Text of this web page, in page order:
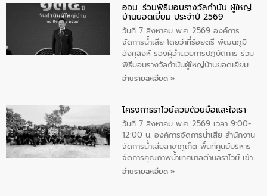
ทิพย์คำ รองผู้ว่าราชการจังหวัดมุกดาหาร
เป็นประธานในพิธี ณ เรือนจําชั่วคราวนาโสก
ตําบลนาโสก อําเภอเมืองมุกดาหาร จังหวัด
มุกดาหาร โดยในกิจกรรมได้ร่วมปลูกป่า และ
ทําความสะอาดภายในบริเวณ จัดกิจกรรม
เพื่อถวายเป็นพระราชกุศล สมเด็จพระนาง
เจ้าสิริกิติ์พระบรมราชินีนาถ พระบรมราช
อจน. ร่วมพิธีมอบรางวัลกำนัน ผู้ใหญ่
บ้านยอดเยี่ยม ประจำปี 2569
วันที่ 7 สิงหาคม พ.ศ. 2569 องค์การ
จัดการน้ำเสีย โดยว่าที่ร้อยตรี พัฒนภูมิ
อังศุสิงห์ รองผู้อำนวยการปฏิบัติการ ร่วม
พิธีมอบรางวัลกำนันผู้ใหญ่บ้านยอดเยี่ยม ณ
ทำเนียบรัฐบาล โดยมีนายอนุทิน ชาญวีรกูล
ทองคำและประกาศเกียรติคุณให้แก่ กำนัน
ผู้ใหญ่บ้านยอดเยี่ยม พร้อมกล่าวชื่นชม ให้
โอวาท และมอบนโยบาย
อ่านรายละเอียด »
โครงการราไวย์สวยด้วยมือและใจเรา
วันที่ 7 สิงหาคม พ.ศ. 2569 เวลา 9:00-
12:00 น. องค์การจัดการน้ำเสีย สำนักงาน
จัดการน้ำเสียสาขาภูเก็ต พื้นที่ศูนย์บริหาร
จัดการคุณภาพน้ำเทศบาลตำบลราไวย์ เข้า
ร่วมโครงการราไวย์สวยด้วยมือและใจเรา
อ่านรายละเอียด »